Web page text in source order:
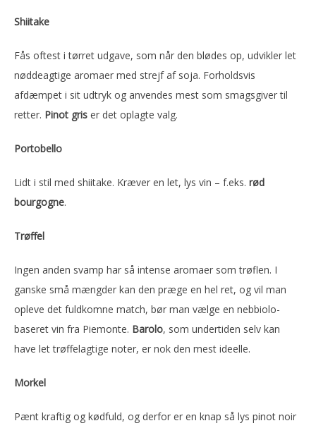
Shiitake
Fås oftest i tørret udgave, som når den blødes op, udvikler let
nøddeagtige aromaer med strejf af soja. Forholdsvis
afdæmpet i sit udtryk og anvendes mest som smagsgiver til
retter. Pinot gris er det oplagte valg.
Portobello
Lidt i stil med shiitake. Kræver en let, lys vin – f.eks. rød
bourgogne.
Trøffel
Ingen anden svamp har så intense aromaer som trøflen. I
ganske små mængder kan den præge en hel ret, og vil man
opleve det fuldkomne match, bør man vælge en nebbiolo-
baseret vin fra Piemonte. Barolo, som undertiden selv kan
have let trøffelagtige noter, er nok den mest ideelle.
Morkel
Pænt kraftig og kødfuld, og derfor er en knap så lys pinot noir